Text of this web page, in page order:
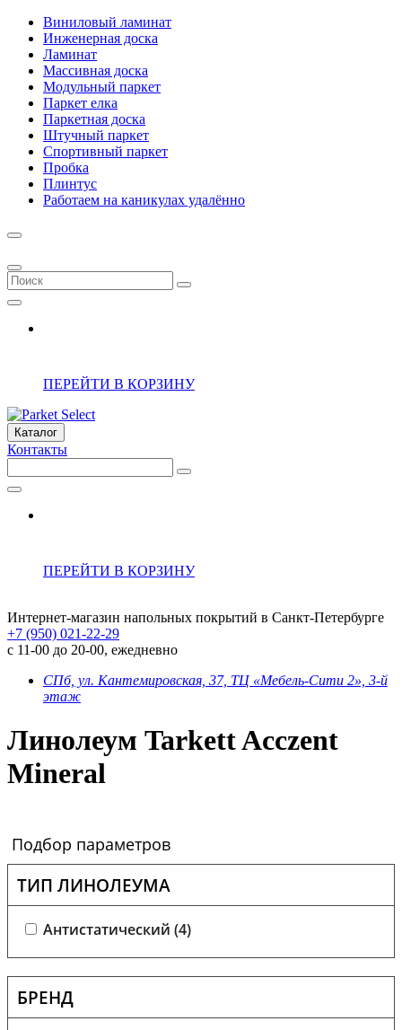
Виниловый ламинат
Инженерная доска
Ламинат
Массивная доска
Модульный паркет
Паркет елка
Паркетная доска
Штучный паркет
Спортивный паркет
Пробка
Плинтус
Работаем на каникулах удалённо
ПЕРЕЙТИ В КОРЗИНУ
Каталог
Контакты
ПЕРЕЙТИ В КОРЗИНУ
Интернет-магазин напольных покрытий в Санкт-Петербурге
+7 (950) 021-22-29
с 11-00 до 20-00, ежедневно
СПб, ул. Кантемировская, 37, ТЦ «Мебель-Сити 2», 3-й
этаж
Линолеум Tarkett Acczent
Mineral
Подбор параметров
ТИП ЛИНОЛЕУМА
Антистатический (4)
БРЕНД